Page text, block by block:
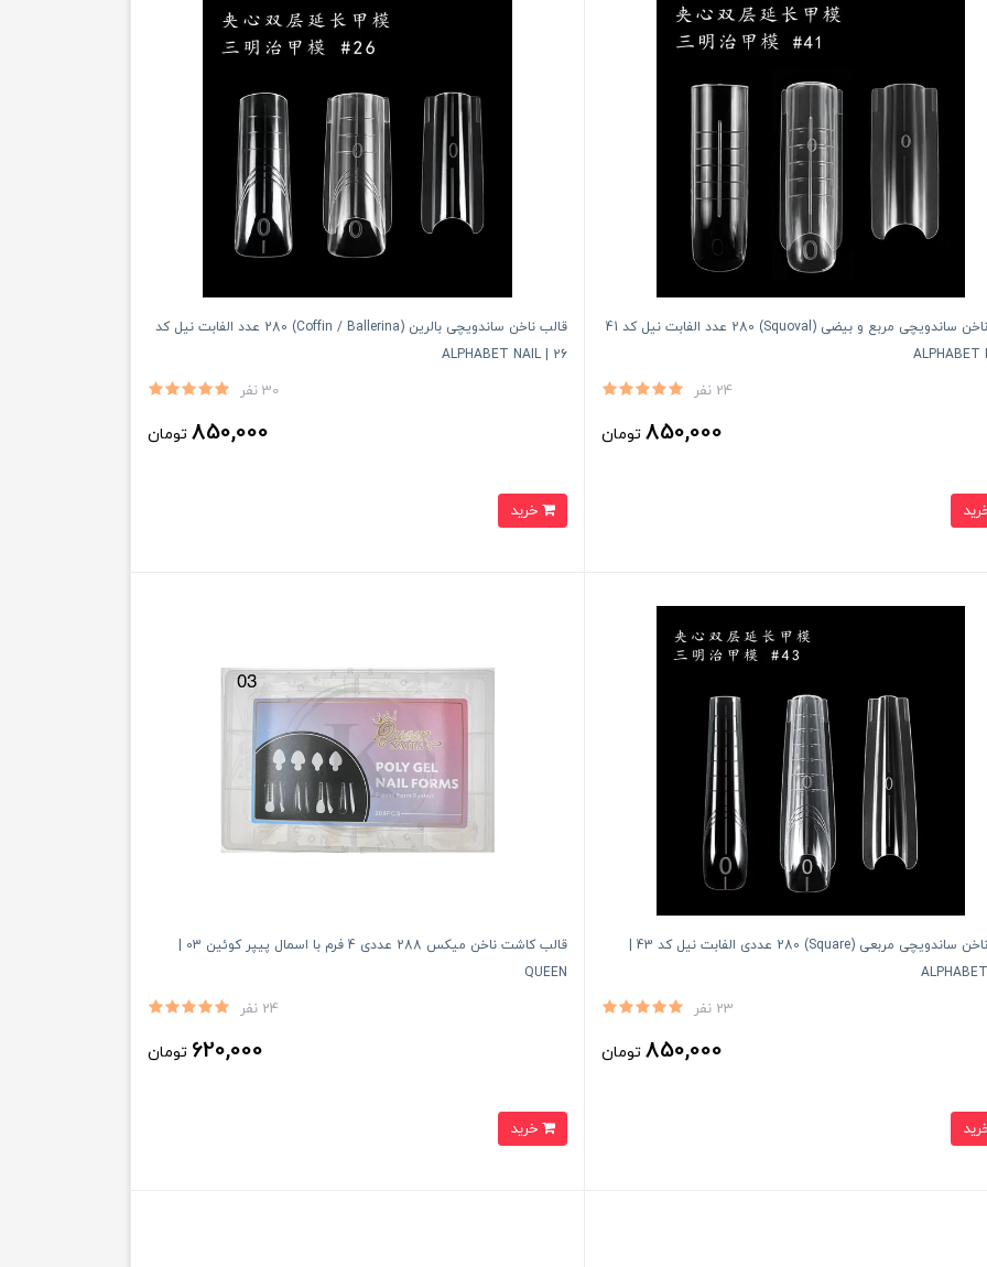
قالب ناخن ساندویچی مربع و بیضی (Squoval) 280 عدد الفابت نیل کد 41
24 نفر
850,000 تومان
قالب ناخن ساندویچی بالرین (Coffin / Ballerina) 280 عدد الفابت نیل کد
26 | ALPHABET NAIL
30 نفر
850,000 تومان
خرید
قالب ناخن ساندویچی مربعی (Square) 280 عددی الفابت نیل کد 43 |
23 نفر
850,000 تومان
قالب کاشت ناخن میکس 288 عددی 4 فرم با اسمال پیپر کوئین 03 |
QUEEN
24 نفر
620,000 تومان
خرید